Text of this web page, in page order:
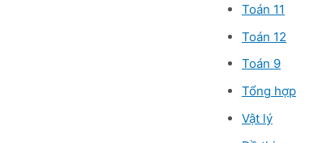
Toán 11
Toán 12
Toán 9
Tổng hợp
Vật lý